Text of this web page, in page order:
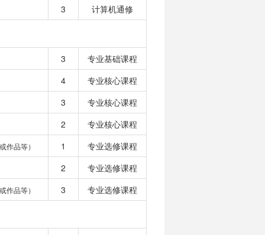
3
计算机通修
3
专业基础课程
4
专业核心课程
3
专业核心课程
2
专业核心课程
作品等） 1
专业选修课程
2
专业选修课程
作品等） 3 专业选修课程